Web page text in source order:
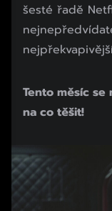
šesté řadě
Tento měsíc
na co těšit!